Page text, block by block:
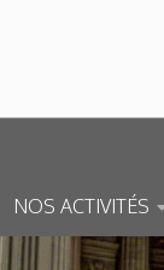
NOS ACTIVITÉS